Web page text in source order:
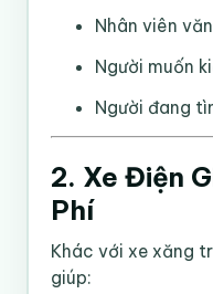
Nhân viên
Người muốn
Người đang
2. Xe Điện
Phí
Khác với xe xăng
giúp: